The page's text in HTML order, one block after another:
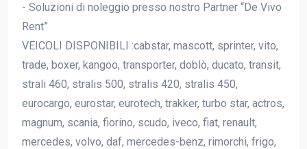
- Soluzioni di noleggio presso nostro Partner “De Vivo
Rent”
VEICOLI DISPONIBILI :cabstar, mascott, sprinter, vito,
trade, boxer, kangoo, transporter, doblò, ducato, transit,
strali 460, stralis 500, stralis 420, stralis 450,
eurocargo, eurostar, eurotech, trakker, turbo star, actros,
magnum, scania, fiorino, scudo, iveco, fiat, renault,
mercedes, volvo, daf, mercedes-benz, rimorchi, frigo,